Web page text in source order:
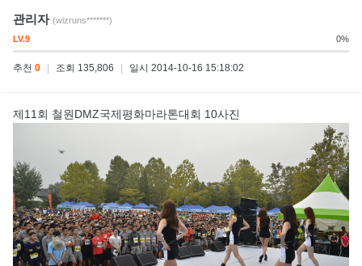
관리자 (wizruns*******)
LV.9
0%
추천 0 조회 135,806 일시 2014-10-16 15:18:02
제11회 철원DMZ국제평화마라톤대회 10사진